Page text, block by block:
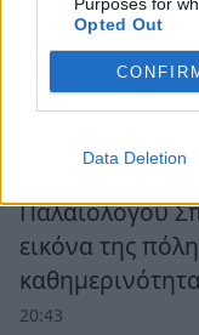
Opted Out
Data Deletion
Παλαιολόγου
εικόνα της
20:43